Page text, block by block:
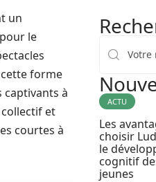
un
le
forme
captivants à
et
courtes à
ACTU
Les
choisir
le
cognitif
jeunes